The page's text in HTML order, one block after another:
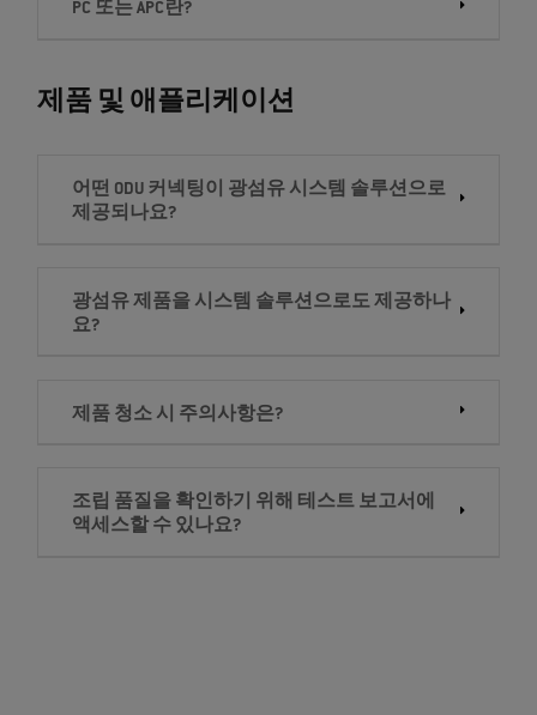
PC 또는 APC란?
제품 및 애플리케이션
어떤 ODU 커넥팅이 광섬유 시스템 솔루션으로
제공되나요?
광섬유 제품을 시스템 솔루션으로도 제공하나
요?
제품 청소 시 주의사항은?
조립 품질을 확인하기 위해 테스트 보고서에
액세스할 수 있나요?